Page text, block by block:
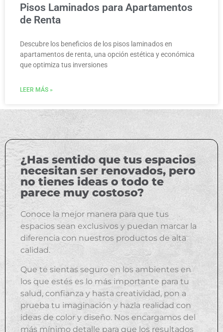
Pisos Laminados para Apartamentos
de Renta
Descubre los beneficios de los pisos laminados en
apartamentos de renta, una opción estética y económica
que optimiza tus inversiones
LEER MÁS »
¿Has sentido que tus espacios
necesitan ser renovados, pero
no tienes ideas o todo te
parece muy costoso?
Conoce la mejor manera para que tus
espacios sean exclusivos y puedan marcar la
diferencia con nuestros productos de alta
calidad.
Que te sientas seguro en los ambientes en
los que estés es lo más importante para tu
salud, confianza y hasta creatividad, pon a
prueba tu imaginación y hazla realidad con
ideas de color y diseño. Nos encargamos del
más mínimo detalle para que los resultados